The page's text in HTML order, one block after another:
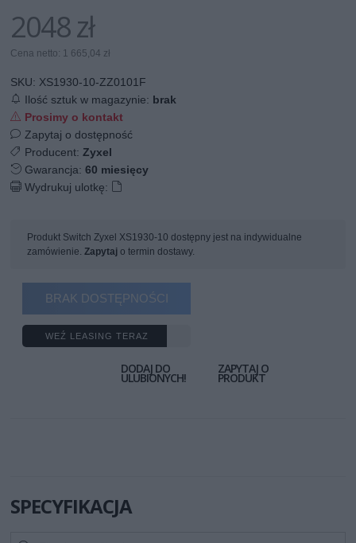
2048 zł
Cena netto: 1 665,04 zł
SKU: XS1930-10-ZZ0101F
Ilość sztuk w magazynie: brak
Prosimy o kontakt
Zapytaj o dostępność
Producent:Zyxel
Gwarancja:60 miesięcy
Wydrukuj ulotkę:
Produkt Switch Zyxel XS1930-10 dostępny jest na indywidualne
zamówienie.Zapytaj o termin dostawy.
BRAK DOSTĘPNOŚCI
WEŹ LEASING TERAZ
DODAJ DO
ULUBIONYCH!
ZAPYTAJ O
PRODUKT
SPECYFIKACJA